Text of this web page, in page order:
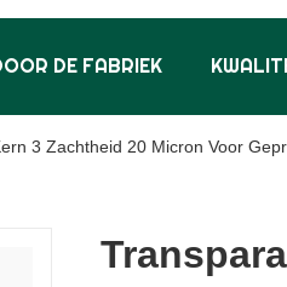
DE FABRIEK
3 Zachtheid 20 Micron Voor